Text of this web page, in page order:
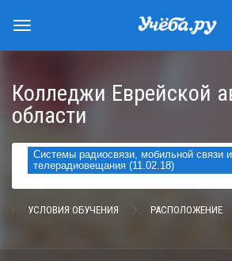
Колледжи Еврейской
области
Системы радиосвязи, мобильной связи и
телерадиовещания (11.02.18)
УСЛОВИЯ ОБУЧЕНИЯ РАСПОЛОЖЕНИЕ